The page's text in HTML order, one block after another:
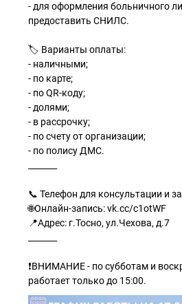
- для оформления больничного
предоставить СНИЛС.
🏷 Варианты оплаты:
- наличными;
- по карте;
- по QR-коду;
- долями;
- в рассрочку;
- по счету от организации;
- по полису ДМС.
📞 Телефон для консультации и
🌐Онлайн-запись: vk.cc/c1otWF
📍Адрес: г.Тосно, ул.Чехова, д.7
❗ВНИМАНИЕ - по субботам и
работает только до 15:00.